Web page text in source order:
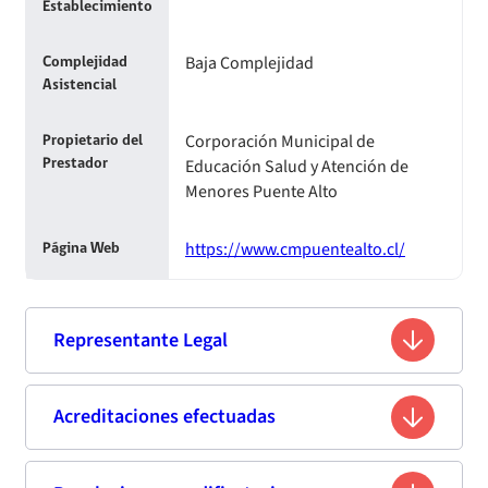
Establecimiento
Complejidad
Asistencial
Baja Complejidad
Propietario del
Prestador
Corporación Municipal de
Educación Salud y Atención de
Menores Puente Alto
Página Web https://www.cmpuentealto.cl/
Representante Legal
Nombre Sandra Fuentes Melo
Acreditaciones efectuadas